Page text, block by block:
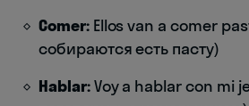
Comer:Ellos van a comer
собираются есть пасту)
Hablar:Voy a hablar con mi